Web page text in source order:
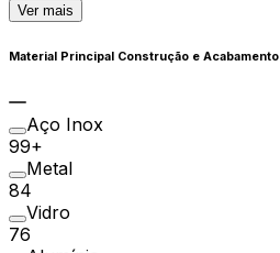
Ver mais
Material Principal Construção e Acabamento
Aço Inox
99+
Metal
84
Vidro
76